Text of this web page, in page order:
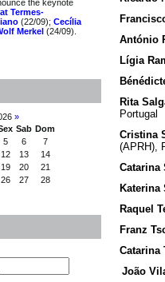
the keynote
Termes-
(22/09); Cecília
Merkel (24/09).
»
Sab Dom
5 6
7
12 13
14
19 20
21
26 27
28
António
Lígia
Rita
Portugal
Cristina
(APRH),
Catarina
Katerina
Raquel
Franz
Catarina
João